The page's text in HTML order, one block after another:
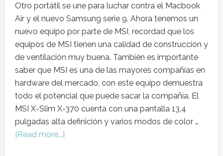
Otro portátil se une para luchar contra el Macbook
Air y el nuevo Samsung serie 9. Ahora tenemos un
nuevo equipo por parte de MSI, recordad que los
equipos de MSI tienen una calidad de construcción y
de ventilación muy buena. También es importante
saber que MSI es una de las mayores compañías en
hardware del mercado, con este equipo demuestra
todo el potencial que puede sacar la compañía. El
MSI X-Slim X-370 cuenta con una pantalla 13,4
pulgadas alta definición y varios modos de color …
[Read more...]